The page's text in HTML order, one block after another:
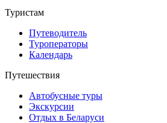
Туристам
Путеводитель
Туроператоры
Календарь
Путешествия
Автобусные туры
Экскурсии
Отдых в Беларуси